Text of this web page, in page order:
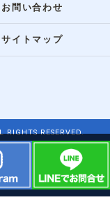
お問い合わせ
サイトマップ
RESERVED.